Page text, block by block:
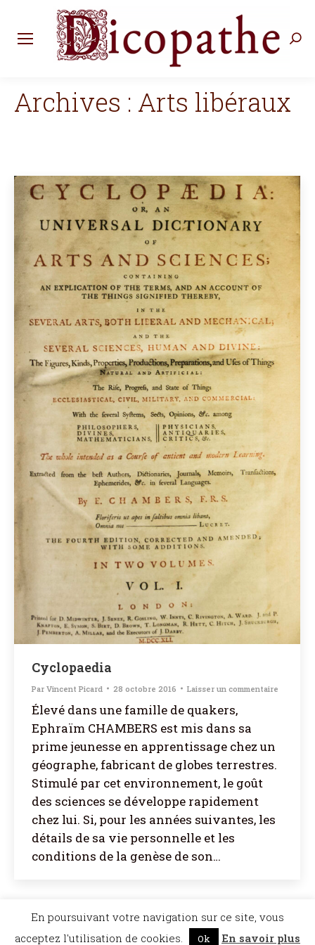
Archives : Arts libéraux
Cyclopaedia
Par Vincent Picard 28 octobre 2016 Laisser un commentaire
Élevé dans une famille de quakers,
Ephraïm CHAMBERS est mis dans sa
prime jeunesse en apprentissage chez un
géographe, fabricant de globes terrestres.
Stimulé par cet environnement, le goût
des sciences se développe rapidement
chez lui. Si, pour les années suivantes, les
détails de sa vie personnelle et les
conditions de la genèse de son…
©Dicopathe - Tous droits réservés - Mentions légales - Réalisation :
Vu
Restez à l'affût des actualités de Dicopathe -
En poursuivant votre navigation sur ce site, vous
acceptez l'utilisation de cookies.
Ok En savoir plus